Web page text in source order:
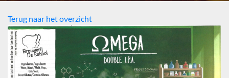
Terug naar het overzicht